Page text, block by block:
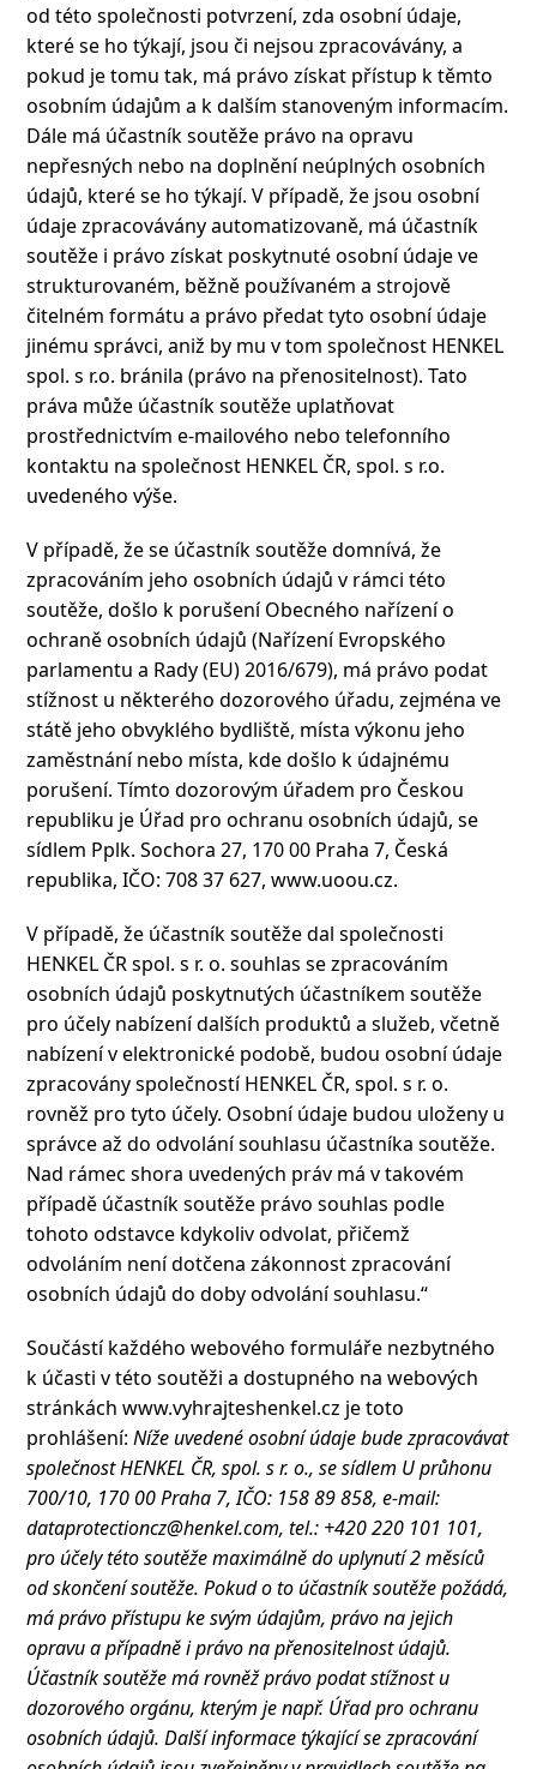
od této společnosti potvrzení, zda osobní údaje,
které se ho týkají, jsou či nejsou zpracovávány, a
pokud je tomu tak, má právo získat přístup k těmto
osobním údajům a k dalším stanoveným informacím.
Dále má účastník soutěže právo na opravu
nepřesných nebo na doplnění neúplných osobních
údajů, které se ho týkají. V případě, že jsou osobní
údaje zpracovávány automatizovaně, má účastník
soutěže i právo získat poskytnuté osobní údaje ve
strukturovaném, běžně používaném a strojově
čitelném formátu a právo předat tyto osobní údaje
jinému správci, aniž by mu v tom společnost HENKEL
spol. s r.o. bránila (právo na přenositelnost). Tato
práva může účastník soutěže uplatňovat
prostřednictvím e-mailového nebo telefonního
kontaktu na společnost HENKEL ČR, spol. s r.o.
uvedeného výše.
V případě, že se účastník soutěže domnívá, že
zpracováním jeho osobních údajů v rámci této
soutěže, došlo k porušení Obecného nařízení o
ochraně osobních údajů (Nařízení Evropského
parlamentu a Rady (EU) 2016/679), má právo podat
stížnost u některého dozorového úřadu, zejména ve
státě jeho obvyklého bydliště, místa výkonu jeho
zaměstnání nebo místa, kde došlo k údajnému
porušení. Tímto dozorovým úřadem pro Českou
republiku je Úřad pro ochranu osobních údajů, se
sídlem Pplk. Sochora 27, 170 00 Praha 7, Česká
republika, IČO: 708 37 627, www.uoou.cz.
V případě, že účastník soutěže dal společnosti
HENKEL ČR spol. s r. o. souhlas se zpracováním
osobních údajů poskytnutých účastníkem soutěže
pro účely nabízení dalších produktů a služeb, včetně
nabízení v elektronické podobě, budou osobní údaje
zpracovány společností HENKEL ČR, spol. s r. o.
rovněž pro tyto účely. Osobní údaje budou uloženy u
správce až do odvolání souhlasu účastníka soutěže.
Nad rámec shora uvedených práv má v takovém
případě účastník soutěže právo souhlas podle
tohoto odstavce kdykoliv odvolat, přičemž
odvoláním není dotčena zákonnost zpracování
osobních údajů do doby odvolání souhlasu.“
Součástí každého webového formuláře nezbytného
k účasti v této soutěži a dostupného na webových
stránkách www.vyhrajteshenkel.cz je toto
prohlášení:Níže uvedené osobní údaje bude zpracovávat
společnost HENKEL ČR, spol. s r. o., se sídlem U průhonu
700/10, 170 00 Praha 7, IČO: 158 89 858, e-mail:
dataprotectioncz@henkel.com, tel.: +420 220 101 101,
pro účely této soutěže maximálně do uplynutí 2 měsíců
od skončení soutěže. Pokud o to účastník soutěže požádá,
má právo přístupu ke svým údajům, právo na jejich
opravu a případně i právo na přenositelnost údajů.
Účastník soutěže má rovněž právo podat stížnost u
dozorového orgánu, kterým je např. Úřad pro ochranu
osobních údajů. Další informace týkající se zpracování